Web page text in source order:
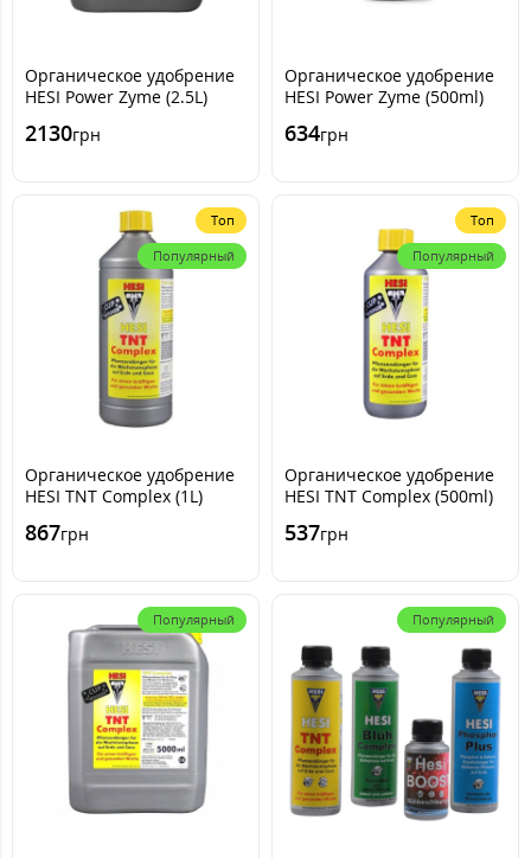
Органическое удобрение
HESI Power Zyme (2.5L)
2130грн
Органическое удобрение
HESI Power Zyme (500ml)
634грн
Топ
Популярный
Органическое удобрение
HESI TNT Complex (1L)
867грн
Топ
Популярный
Органическое удобрение
HESI TNT Complex (500ml)
537грн
Популярный Популярный